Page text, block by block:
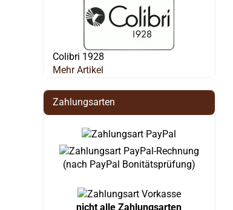
Colibri 1928
Mehr Artikel
Zahlungsarten
(nach PayPal Bonitätsprüfung)
nicht alle Zahlungsarten